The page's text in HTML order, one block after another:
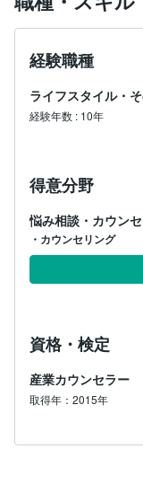
経験職種
ライフスタイル・
経験年数 : 10年
得意分野
悩み相談・カウン
・カウンセリング
資格・検定
産業カウンセラー
取得年：2015年